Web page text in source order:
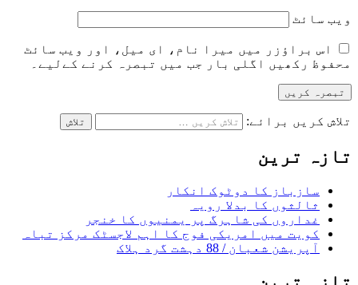
ویب‌ سائٹ
اس براؤزر میں میرا نام، ای میل، اور ویب سائٹ
محفوظ رکھیں اگلی بار جب میں تبصرہ کرنے کےلیے۔
تلاش کریں برائے:
تازہ ترین
سازباز کا دوٹوک انکار
ثالثوں کا بدلا رویہ
غداروں کی شاہرگ پر یمنیوں کا خنجر
کویت میں امریکی فوج کا اہم لاجسٹک مرکز تباہ
آپریشن شعبان / 88 دہشت گرد ہلاک